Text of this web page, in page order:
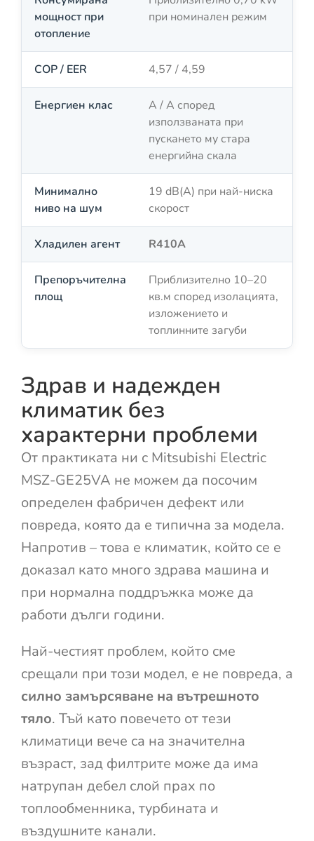
мощност при
отопление
при номинален режим
COP / EER 4,57 / 4,59
Енергиен клас
A / A според
използваната при
пускането му стара
енергийна скала
Минимално
ниво на шум
19 dB(A) при най-ниска
скорост
Хладилен агент R410A
Препоръчителна
площ
Приблизително 10–20
кв.м според изолацията,
изложението и
топлинните загуби
Здрав и надежден
климатик без
характерни проблеми
От практиката ни с Mitsubishi Electric
MSZ-GE25VA не можем да посочим
определен фабричен дефект или
повреда, която да е типична за модела.
Напротив – това е климатик, който се е
доказал като много здрава машина и
при нормална поддръжка може да
работи дълги години.
Най-честият проблем, който сме
срещали при този модел, е не повреда, а
силно замърсяване на вътрешното
тяло. Тъй като повечето от тези
климатици вече са на значителна
възраст, зад филтрите може да има
натрупан дебел слой прах по
топлообменника, турбината и
въздушните канали.